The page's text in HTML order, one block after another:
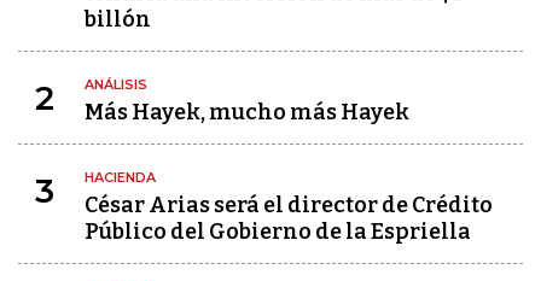
billón
2 ANÁLISIS
Más Hayek, mucho más Hayek
3 HACIENDA
César Arias será el director de Crédito
Público del Gobierno de la Espriella